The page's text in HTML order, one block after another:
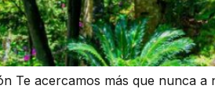
Te acercamos más que nunca